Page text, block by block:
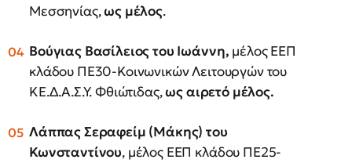
Μεσσηνίας,ως μέλος.
Βούγιας Βασίλειος του Ιωάννη, μέλος ΕΕΠ
κλάδου ΠΕ30-Κοινωνικών Λειτουργών του
ΚΕ.Δ.Α.Σ.Υ. Φθιώτιδας,ως αιρετό μέλος.
Λάππας Σεραφείμ (Μάκης) του
Κωνσταντίνου, μέλος ΕΕΠ κλάδου ΠΕ25-